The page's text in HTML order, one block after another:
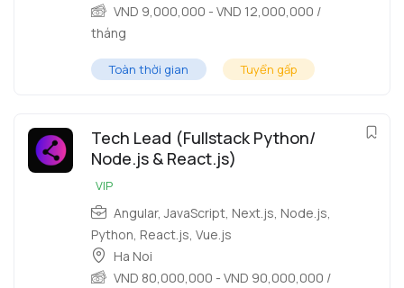
VND 9,000,000 - VND 12,000,000 /
tháng
Toàn thời gian Tuyển gấp
Tech Lead (Fullstack Python/
Node.js & React.js)
VIP
Angular,JavaScript, Next.js, Node.js,
Python, React.js, Vue.js
Ha Noi
VND 80,000,000 - VND 90,000,000 /